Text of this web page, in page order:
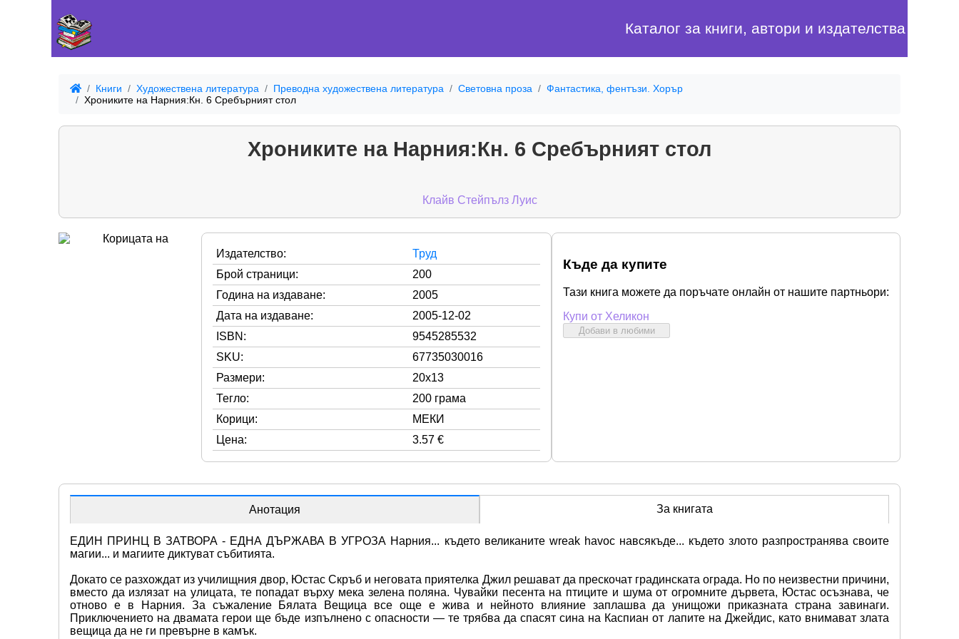
Каталог за книги, автори и издателства
Книги Художествена литература Преводна художествена литература Световна проза
Фантастика, фентъзи. Хорър
Хрониките на Нарния:Кн. 6 Сребърният стол
Хрониките на Нарния:Кн. 6 Сребърният стол
Клайв Стейпълз Луис
Издателство:
Труд
Брой страници:
200
Година на издаване:
2005
Дата на издаване:
2005-12-02
ISBN:
9545285532
SKU:
67735030016
Размери:
20x13
Тегло:
200 грама
Корици:
МЕКИ
Цена:
3.57 €
Къде да купите
Тази книга можете да поръчате онлайн от нашите партньори:
Купи от Хеликон
Добави в любими
Анотация За книгата
ЕДИН ПРИНЦ В ЗАТВОРА - ЕДНА ДЪРЖАВА В УГРОЗА Нарния... където великаните wreak havoc навсякъде... където злото разпространява своите
магии... и магиите диктуват събитията.
Докато се разхождат из училищния двор, Юстас Скръб и неговата приятелка Джил решават да прескочат градинската ограда. Но по неизвестни причини,
вместо да излязат на улицата, те попадат върху мека зелена поляна. Чувайки песента на птиците и шума от огромните дървета, Юстас осъзнава, че
отново е в Нарния. За съжаление Бялата Вещица все още е жива и нейното влияние заплашва да унищожи приказната страна завинаги.
Приключението на двамата герои ще бъде изпълнено с опасности — те трябва да спасят сина на Каспиан от лапите на Джейдис, като внимават злата
вещица да не ги превърне в камък.